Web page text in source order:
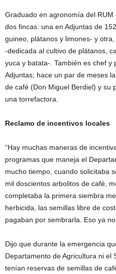
Graduado en agronomía del
dos fincas: una en Adjuntas de
guineo, plátanos y limones- y
-dedicada al cultivo de plátanos,
yuca y batata-. También es chef
Adjuntas; hace un par de meses
de café (Don Miguel Berdiel) y su
una torrefactora.
Reclamo de incentivos locales
“Hay muchas maneras de
programas que maneja el
mucho tiempo, cuando solicitaba
mil doscientos arbolitos de café,
completaba la primera siembra
herbicida, las semillas libre de
pagaban por sembrarla. Eso ya
Dijo que durante la emergencia
Departamento de Agricultura ni el
tenían reservas de semillas de